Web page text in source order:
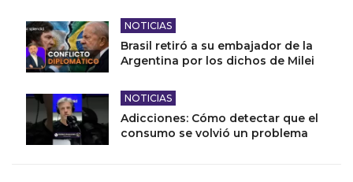
NOTICIAS
Brasil retiró a su embajador de la
Argentina por los dichos de Milei
NOTICIAS
Adicciones: Cómo detectar que el
consumo se volvió un problema